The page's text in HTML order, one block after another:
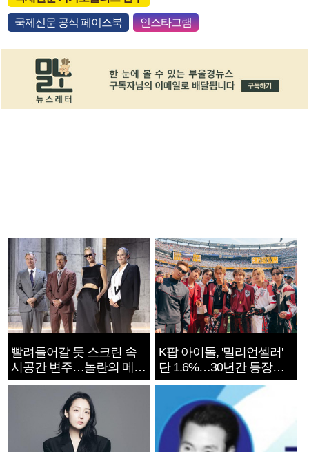
국제신문 공식 페이스북 인스타그램
빨려들어갈 듯 스크린 속
시공간 변주…놀란의 메시
지는 ‘전쟁 속죄’
K팝 아이돌, '밀리언셀러'
단 1.6%…30년간 등장
1182개팀 전수조사